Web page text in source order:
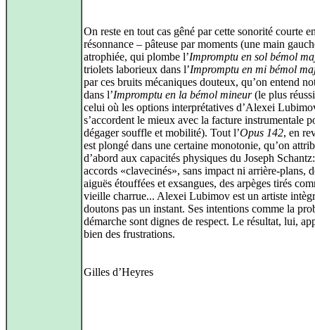
On reste en tout cas gêné par cette sonorité courte
résonnance – pâteuse par moments (une main
atrophiée, qui plombe l’Impromptu en sol bémol
triolets laborieux dans l’Impromptu en mi bémol
par ces bruits mécaniques douteux, qu’on entend
dans l’Impromptu en la bémol mineur(le plus
celui où les options interprétatives d’Alexei
s’accordent le mieux avec la facture instrumentale
dégager souffle et mobilité). Tout l’Opus 142, en
est plongé dans une certaine monotonie, qu’on
d’abord aux capacités physiques du Joseph
accords «clavecinés», sans impact ni arrière-plans,
aiguës étouffées et exsangues, des arpèges tirés
vieille charrue... Alexei Lubimov est un artiste
doutons pas un instant. Ses intentions comme la
démarche sont dignes de respect. Le résultat, lui,
bien des frustrations.
Gilles d’Heyres